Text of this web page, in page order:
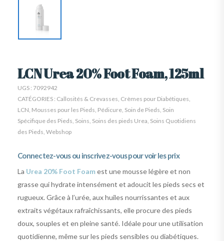
LCN Urea 20% Foot Foam, 125ml
UGS : 7092942
CATÉGORIES : Callosités & Crevasses Crèmes pour Diabétiques
LCN Mousses pour les Pieds Pédicure Soin de Pieds Soin
Spécifique des Pieds Soins Soins des pieds Urea Soins Quotidiens
des Pieds Webshop
Connectez-vous ou inscrivez-vous pour voir les prix
La Urea 20% Foot Foamest une mousse légère et non
grasse qui hydrate intensément et adoucit les pieds secs et
rugueux. Grâce à l’urée, aux huiles nourrissantes et aux
extraits végétaux rafraîchissants, elle procure des pieds
doux, souples et en pleine santé. Idéale pour une utilisation
quotidienne, même sur les pieds sensibles ou diabétiques.